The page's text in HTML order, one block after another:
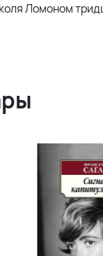
Ломоном